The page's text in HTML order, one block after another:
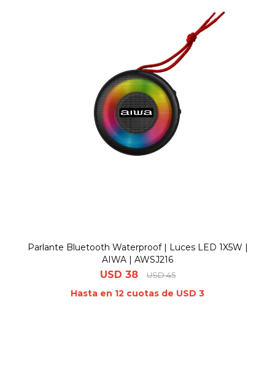
Parlante Bluetooth Waterproof | Luces LED 1X5W |
AIWA | AWSJ216
USD 38 USD 45
Hasta en 12 cuotas de USD 3